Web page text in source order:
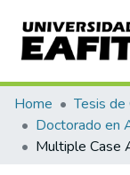
Communities &
All of DSpace
Home Tesis de